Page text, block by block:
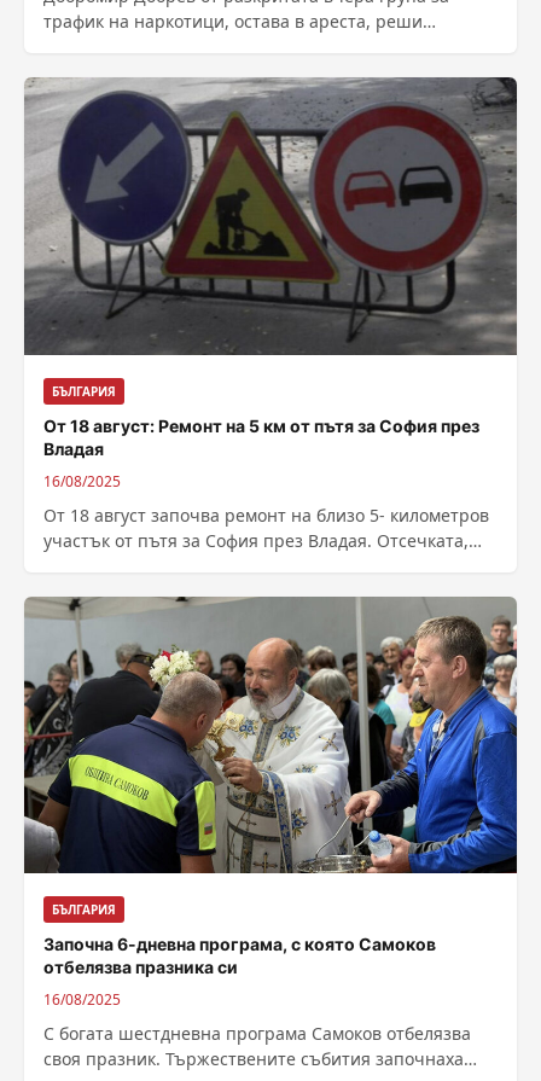
трафик на наркотици, остава в ареста, реши
Добрев...
БЪЛГАРИЯ
От 18 август: Ремонт на 5 км от пътя за София през
Владая
16/08/2025
От 18 август започва ремонт на близо 5- километров
участък от пътя за София през Владая. Отсечката,
БЪЛГАРИЯ
Започна 6-дневна програма, с която Самоков
отбелязва празника си
16/08/2025
С богата шестдневна програма Самоков отбелязва
своя празник. Тържествените събития започнаха